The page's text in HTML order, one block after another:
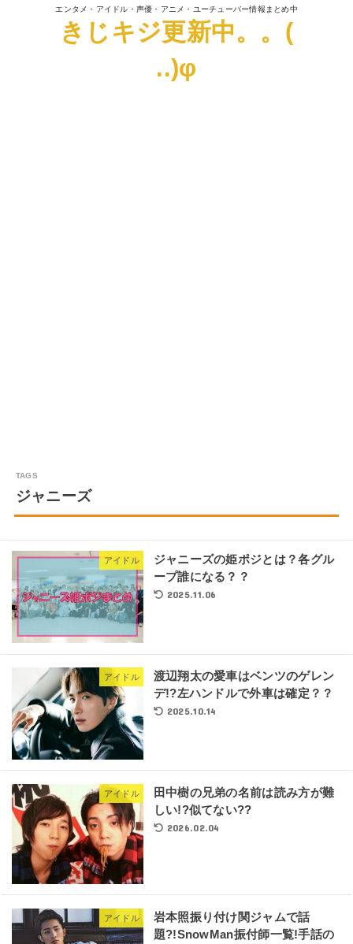
エンタメ・アイドル・声優・アニメ・ユーチューバー情報まとめ中
きじキジ更新中。。(
..)φ
ジャニーズ
アイドル
ジャニーズの姫ポジとは？各グル
ープ誰になる？？
2025.11.06
アイドル
渡辺翔太の愛車はベンツのゲレン
デ!?左ハンドルで外車は確定？？
2025.10.14
アイドル
田中樹の兄弟の名前は読み方が難
しい!?似てない??
2026.02.04
アイドル
岩本照振り付け関ジャムで話
題?!SnowMan振付師一覧!手話の